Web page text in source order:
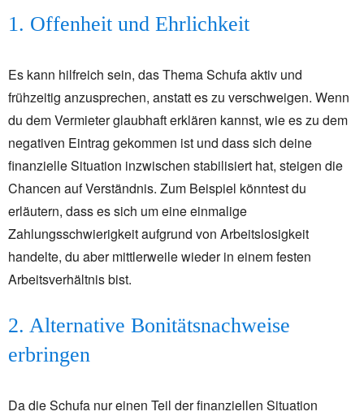
1. Offenheit und Ehrlichkeit
Es kann hilfreich sein, das Thema Schufa aktiv und
frühzeitig anzusprechen, anstatt es zu verschweigen. Wenn
du dem Vermieter glaubhaft erklären kannst, wie es zu dem
negativen Eintrag gekommen ist und dass sich deine
finanzielle Situation inzwischen stabilisiert hat, steigen die
Chancen auf Verständnis. Zum Beispiel könntest du
erläutern, dass es sich um eine einmalige
Zahlungsschwierigkeit aufgrund von Arbeitslosigkeit
handelte, du aber mittlerweile wieder in einem festen
Arbeitsverhältnis bist.
2. Alternative Bonitätsnachweise
erbringen
Da die Schufa nur einen Teil der finanziellen Situation